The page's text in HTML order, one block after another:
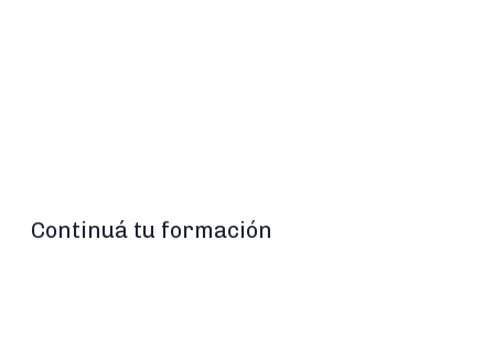
Continuá tu formación